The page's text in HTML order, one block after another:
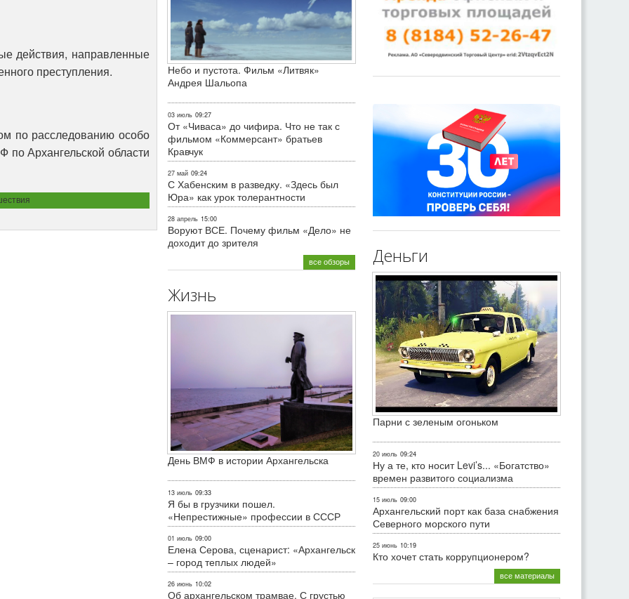
действия, направленные
преступления.
по расследованию особо
Архангельской области
Небо и пустота. Фильм «Литвяк»
Андрея Шальопа
03 июль 09:27
От «Чиваса» до чифира. Что не так с
фильмом «Коммерсант» братьев
Кравчук
27 май 09:24
С Хабенским в разведку. «Здесь был
Юра» как урок толерантности
28 апрель 15:00
Воруют ВСЕ. Почему фильм «Дело» не
доходит до зрителя
все обзоры
Жизнь
День ВМФ в истории Архангельска
13 июль 09:33
Я бы в грузчики пошел.
«Непрестижные» профессии в СССР
01 июль 09:00
Елена Серова, сценарист: «Архангельск
– город теплых людей»
26 июнь 10:02
Об архангельском трамвае. С грустью
Деньги
Парни с зеленым огоньком
20 июль 09:24
Ну а те, кто носит Levi’s... «Богатство»
времен развитого социализма
15 июль 09:00
Архангельский порт как база снабжения
Северного морского пути
25 июнь 10:19
Кто хочет стать коррупционером?
все материалы